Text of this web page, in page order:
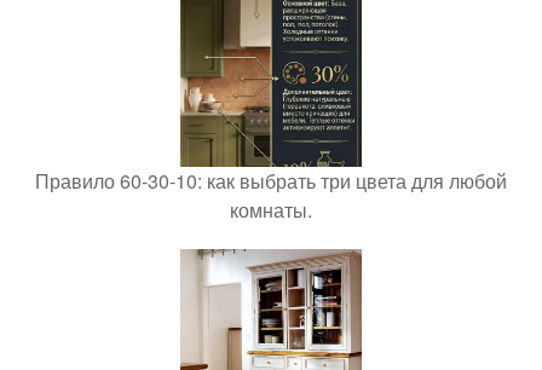
Правило 60-30-10: как выбрать три цвета для любой
комнаты.